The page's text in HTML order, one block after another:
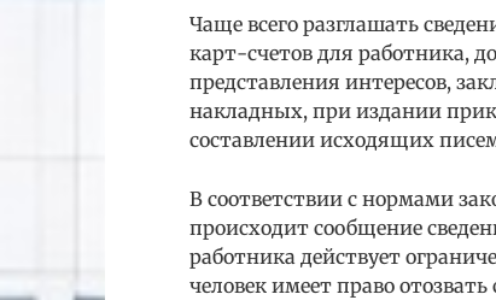
Чаще всего разглашать
карт-счетов для работника,
представления интересов,
накладных, при издании
составлении исходящих
В соответствии с нормами
происходит сообщение
работника действует
человек имеет право отозвать